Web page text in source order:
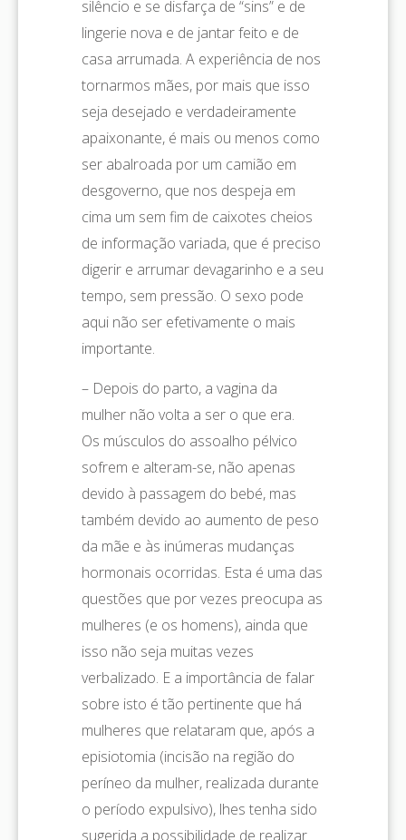
silêncio e se disfarça de “sins” e de
lingerie nova e de jantar feito e de
casa arrumada. A experiência de nos
tornarmos mães, por mais que isso
seja desejado e verdadeiramente
apaixonante, é mais ou menos como
ser abalroada por um camião em
desgoverno, que nos despeja em
cima um sem fim de caixotes cheios
de informação variada, que é preciso
digerir e arrumar devagarinho e a seu
tempo, sem pressão. O sexo pode
aqui não ser efetivamente o mais
importante.
– Depois do parto, a vagina da
mulher não volta a ser o que era.
Os músculos do assoalho pélvico
sofrem e alteram-se, não apenas
devido à passagem do bebé, mas
também devido ao aumento de peso
da mãe e às inúmeras mudanças
hormonais ocorridas. Esta é uma das
questões que por vezes preocupa as
mulheres (e os homens), ainda que
isso não seja muitas vezes
verbalizado. E a importância de falar
sobre isto é tão pertinente que há
mulheres que relataram que, após a
episiotomia (incisão na região do
períneo da mulher, realizada durante
o período expulsivo), lhes tenha sido
sugerida a possibilidade de realizar